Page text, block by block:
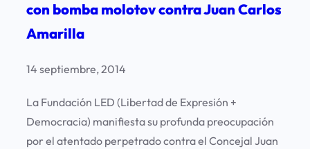
con bomba molotov contra Juan Carlos
Amarilla
14 septiembre, 2014
La Fundación LED (Libertad de Expresión +
Democracia) manifiesta su profunda preocupación
por el atentado perpetrado contra el Concejal Juan